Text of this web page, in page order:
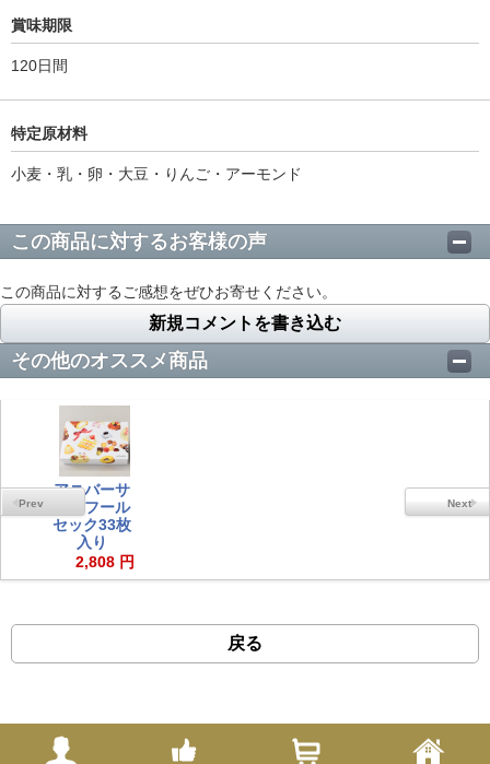
賞味期限
120日間
特定原材料
小麦・乳・卵・大豆・りんご・アーモンド
この商品に対するお客様の声
この商品に対するご感想をぜひお寄せください。
新規コメントを書き込む
その他のオススメ商品
アニバーサ
リーフール
セック33枚
入り
2,808 円
戻る